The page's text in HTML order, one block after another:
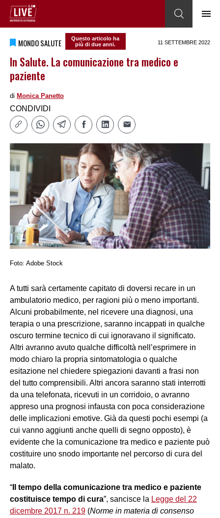
MONDO SALUTE
Questo articolo ha
più di due anni.
11 SETTEMBRE 2022
In Salute. La comunicazione tra medico e
paziente
di Monica Panetto
CONDIVIDI
Foto: Adobe Stock
A tutti sarà certamente capitato di doversi recare in un
ambulatorio medico, per ragioni più o meno importanti.
Alcuni probabilmente, nel ricevere una diagnosi, una
terapia o una prescrizione, saranno incappati in qualche
oscuro termine tecnico di cui ignoravano il significato.
Altri avranno avuto qualche difficoltà nell’esprimere in
modo chiaro la propria sintomatologia o qualche
esitazione nel chiedere spiegazioni davanti a frasi non
del tutto comprensibili. Altri ancora saranno stati interrotti
da una telefonata, ricevuti in un corridoio, o avranno
appreso una prognosi infausta con poca considerazione
delle implicazioni emotive. Già da questi pochi esempi (a
cui vanno aggiunti anche quelli di segno opposto), è
evidente che la comunicazione tra medico e paziente può
costituire uno snodo importante nel percorso di cura del
malato.
“ Il tempo della comunicazione tra medico e paziente
costituisce tempo di cura”, sancisce la Legge del 22
dicembre 2017 n. 219 (Norme in materia di consenso